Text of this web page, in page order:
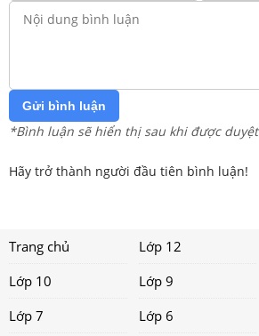
Gửi bình luận
*Bình luận sẽ hiển thị sau khi được duyệt
Hãy trở thành người đầu tiên bình luận!
Trang chủ Lớp 12
Lớp 10
Lớp 9
Lớp 7
Lớp 6